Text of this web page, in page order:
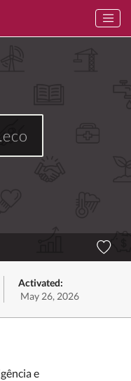
.eco
Activated:
May 26, 2026
e